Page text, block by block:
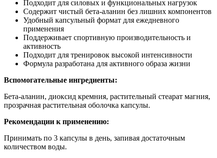
Подходит для силовых и функциональных нагрузок
Содержит чистый бета-аланин без лишних компонентов
Удобный капсульный формат для ежедневного
применения
Поддерживает спортивную производительность и
активность
Подходит для тренировок высокой интенсивности
Формула разработана для активного образа жизни
Вспомогательные ингредиенты:
Бета-аланин, диоксид кремния, растительный стеарат магния,
прозрачная растительная оболочка капсулы.
Рекомендации к применению:
Принимать по 3 капсулы в день, запивая достаточным
количеством воды.